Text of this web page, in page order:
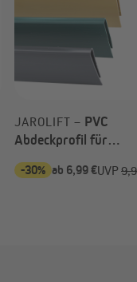
JAROLIFT – PVC
Abdeckprofil für
Wahl)
-30% ab 6,99 €UVP